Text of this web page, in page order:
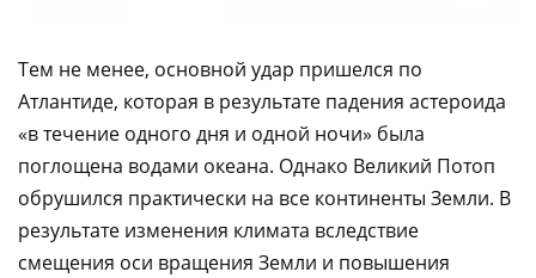
Тем не менее, основной удар пришелся по
Атлантиде, которая в результате падения астероида
«в течение одного дня и одной ночи» была
поглощена водами океана. Однако Великий Потоп
обрушился практически на все континенты Земли. В
результате изменения климата вследствие
смещения оси вращения Земли и повышения